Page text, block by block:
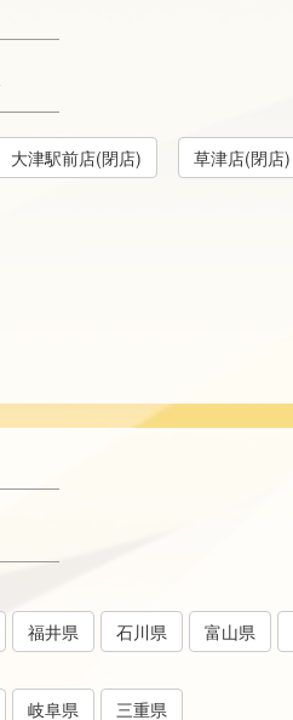
大津駅前店(閉店) 草津店(閉店)
福井県 石川県 富山県
岐阜県 三重県